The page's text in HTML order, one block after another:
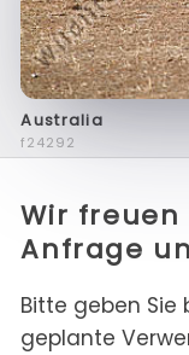
Australia
f24292
Wir
Anfrage
Bitte geben Sie
geplante